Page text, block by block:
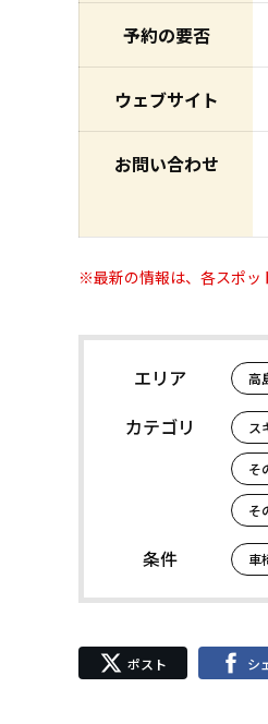
予約の要否
ウェブサイト
お問い合わせ
※最新の情報は、各スポッ
エリア 高
カテゴリ ス
そ
そ
条件 車
ポスト シ